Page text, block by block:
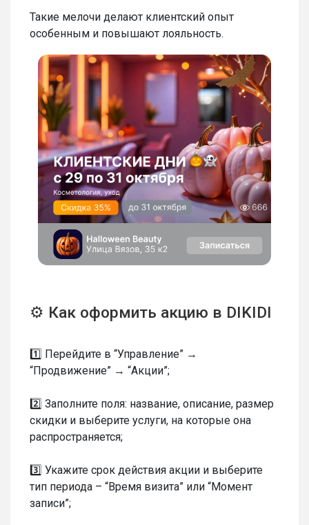
Такие мелочи делают клиентский опыт
особенным и повышают лояльность.
⚙️ Как оформить акцию в DIKIDI
1️⃣ Перейдите в “Управление” →
“Продвижение” → “Акции”;
2️⃣ Заполните поля: название, описание, размер
скидки и выберите услуги, на которые она
распространяется;
3️⃣ Укажите срок действия акции и выберите
тип периода – “Время визита” или “Момент
записи”;